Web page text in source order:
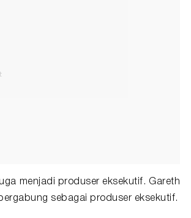
menjadi produser eksekutif. Gareth
sebagai produser eksekutif.